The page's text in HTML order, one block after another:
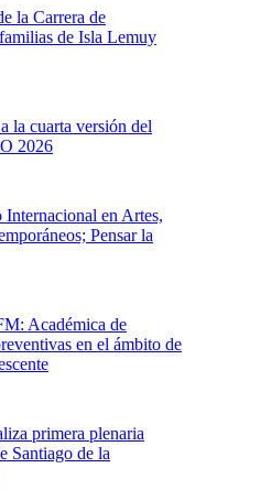
la Carrera de
de Isla Lemuy
la cuarta versión del
2026
Internacional en Artes,
Pensar la
Académica de
en el ámbito de
primera plenaria
Santiago de la